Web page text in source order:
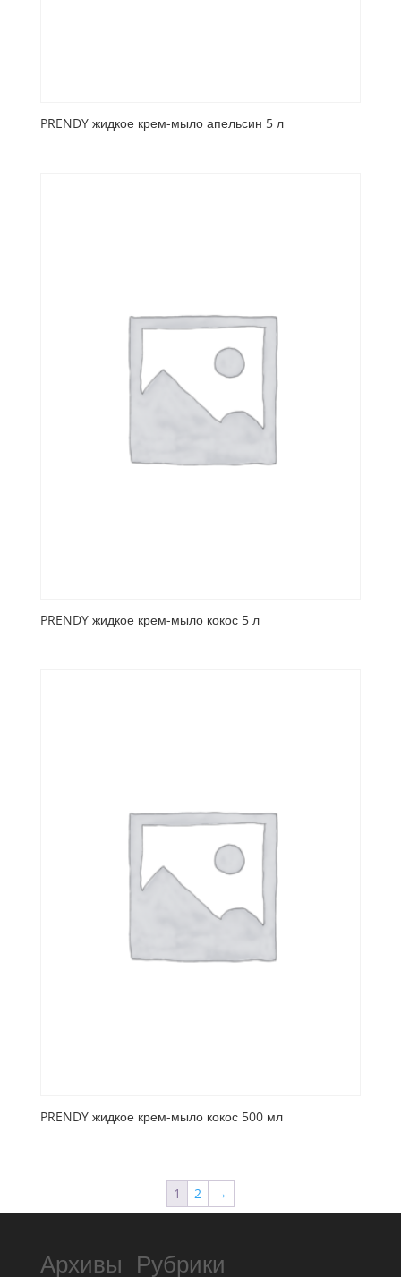
PRENDY жидкое крем-мыло апельсин 5 л
PRENDY жидкое крем-мыло кокос 5 л
PRENDY жидкое крем-мыло кокос 500 мл
1 2 →
Архивы Рубрики